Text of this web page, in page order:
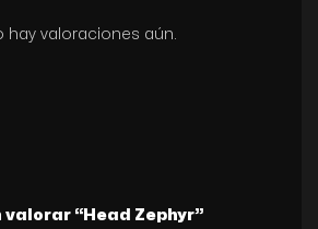
hay valoraciones aún.
valorar “Head Zephyr”